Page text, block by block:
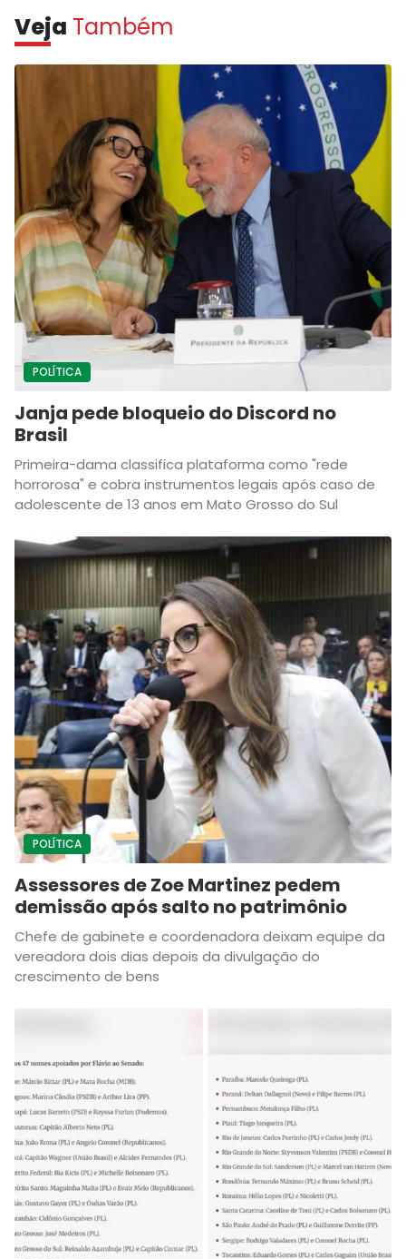
Veja Também
POLÍTICA
Janja pede bloqueio do Discord no
Brasil
Primeira-dama classifica plataforma como "rede
horrorosa" e cobra instrumentos legais após caso de
adolescente de 13 anos em Mato Grosso do Sul
POLÍTICA
Assessores de Zoe Martinez pedem
demissão após salto no patrimônio
Chefe de gabinete e coordenadora deixam equipe da
vereadora dois dias depois da divulgação do
crescimento de bens